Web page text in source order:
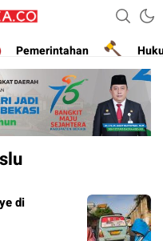
Data
Pemerintahan
di